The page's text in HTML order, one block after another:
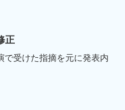
正
で受けた指摘を元に発表内